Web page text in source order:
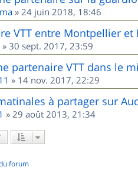
» 24 juin 2018, 18:46
VTT entre Montpellier et
» 30 sept. 2017, 23:59
partenaire VTT dans le
» 14 nov. 2017, 22:29
à partager sur
» 29 août 2013, 21:34
forum